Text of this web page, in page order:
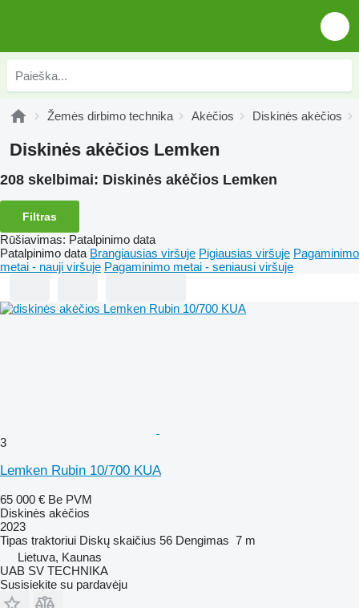
Žemės dirbimo technika Akėčios Diskinės akėčios
Diskinės akėčios Lemken
208 skelbimai: Diskinės akėčios Lemken
Filtras
Rūšiavimas: Patalpinimo data
Patalpinimo data Brangiausias viršuje Pigiausias viršuje Pagaminimo
metai - nauji viršuje Pagaminimo metai - seniausi viršuje
3
Lemken Rubin 10/700 KUA
65 000 € Be PVM
Diskinės akėčios
2023
Tipas traktoriui Diskų skaičius 56 Dengimas 7 m
Lietuva, Kaunas
UAB SV TECHNIKA
Susisiekite su pardavėju